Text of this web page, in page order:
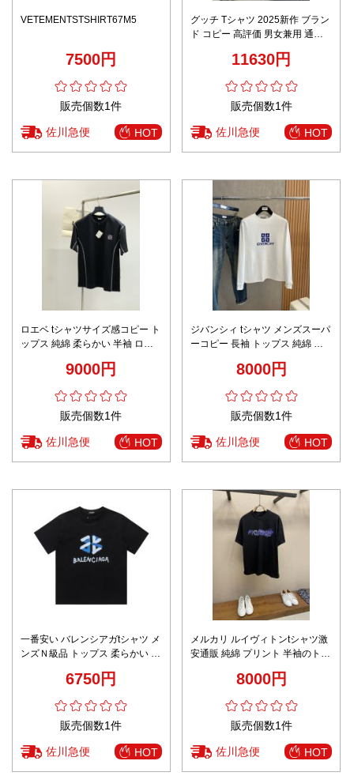
VETEMENTSTSHIRT67M5
7500円
販売個数1件
佐川急便 HOT
グッチ Tシャツ 2025新作 ブラン
ド コピー 高評価 男女兼用 通気
11630円
販売個数1件
佐川急便 HOT
ロエベ tシャツサイズ感コピー ト
ップス 純綿 柔らかい 半袖 ロゴ
9000円
販売個数1件
佐川急便 HOT
ジバンシィ tシャツ メンズスーパ
ーコピー 長袖 トップス 純綿 シ
8000円
販売個数1件
佐川急便 HOT
一番安い バレンシアガtシャツ メ
ンズＮ級品 トップス 柔らかい 純
6750円
販売個数1件
佐川急便 HOT
メルカリ ルイヴィトンtシャツ激
安通販 純綿 プリント 半袖のトッ
8000円
販売個数1件
佐川急便 HOT